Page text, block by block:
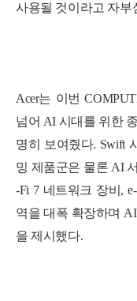
사용될 것이라고 자부
Acer는 이번
넘어 AI 시대를 위한
명히 보여줬다. Swift
밍 제품군은 물론 AI
-Fi 7 네트워크 장비,
역을 대폭 확장하며
을 제시했다.